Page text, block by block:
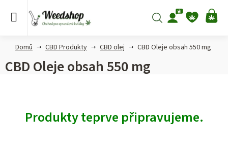
Hledat
Domů CBD Produkty CBD olej CBD Oleje obsah 550 mg
CBD Oleje obsah 550 mg
Produkty teprve připravujeme.